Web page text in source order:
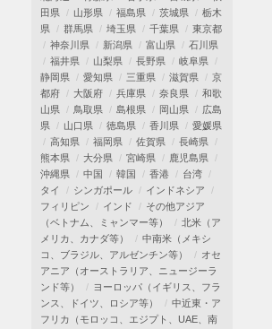
田県
山形県 福島県 茨城県
栃木
県
群馬県 埼玉県 千葉県
東京都
神奈川県
新潟県 富山県
石川県
福井県
山梨県 長野県
岐阜県
静岡県
愛知県 三重県 滋賀県
京
都府
大阪府 兵庫県 奈良県
和歌
山県
鳥取県 島根県 岡山県
広島
県
山口県 徳島県 香川県
愛媛県
高知県
福岡県 佐賀県
長崎県
熊本県
大分県 宮崎県
鹿児島県
沖縄県
中国 韓国 香港
台湾
タイ
シンガポール
インドネシア
フィリピン
インド
その他アジア
（ベトナム、ミャンマー等）
北米（ア
メリカ、カナダ等）
中南米（メキシ
コ、ブラジル、アルゼンチン等）
オセ
アニア（オーストラリア、ニュージーラ
ンド等）
ヨーロッパ（イギリス、フラ
ンス、ドイツ、ロシア等）
中近東・ア
フリカ（モロッコ、エジプト、UAE、南